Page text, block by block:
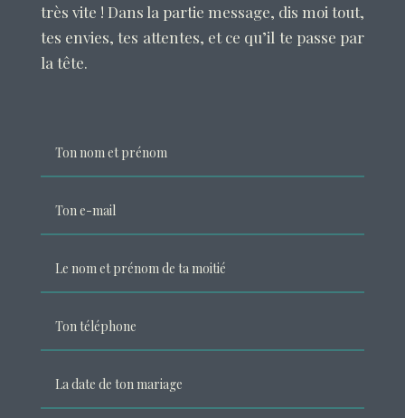
très vite ! Dans la partie message, dis moi tout,
tes envies, tes attentes, et ce qu’il te passe par
la tête.